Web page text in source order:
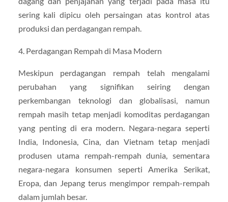
sering kali dipicu oleh persaingan atas kontrol atas
produksi dan perdagangan rempah.
4. Perdagangan Rempah di Masa Modern
Meskipun perdagangan rempah telah mengalami
perubahan yang signifikan seiring dengan
perkembangan teknologi dan globalisasi, namun
rempah masih tetap menjadi komoditas perdagangan
yang penting di era modern. Negara-negara seperti
India, Indonesia, Cina, dan Vietnam tetap menjadi
produsen utama rempah-rempah dunia, sementara
negara-negara konsumen seperti Amerika Serikat,
Eropa, dan Jepang terus mengimpor rempah-rempah
dalam jumlah besar.